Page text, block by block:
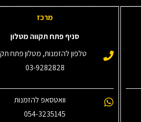
מרכז
סניף פתח תקווה מטלון
טלפון להזמנות, מטלון פתח
03-9282828
וואטסאפ להזמנות
054-3235145‎